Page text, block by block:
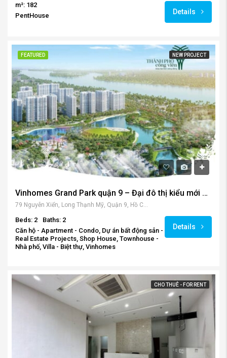
m²: 182
PentHouse
Details
FEATURED NEW PROJECT
Vinhomes Grand Park quận 9 – Đại đô thị kiểu mới cho cư dân thành phố
79 Nguyễn Xiển, Long Thạnh Mỹ, Quận 9, Hồ Chí Minh 70000, Vietnam
Beds: 2
Baths: 2
Căn hộ - Apartment - Condo, Dự án bất động sản -
Real Estate Projects, Shop House, Townhouse -
Nhà phố, Villa - Biệt thự, Vinhomes
Details
CHO THUÊ - FOR RENT